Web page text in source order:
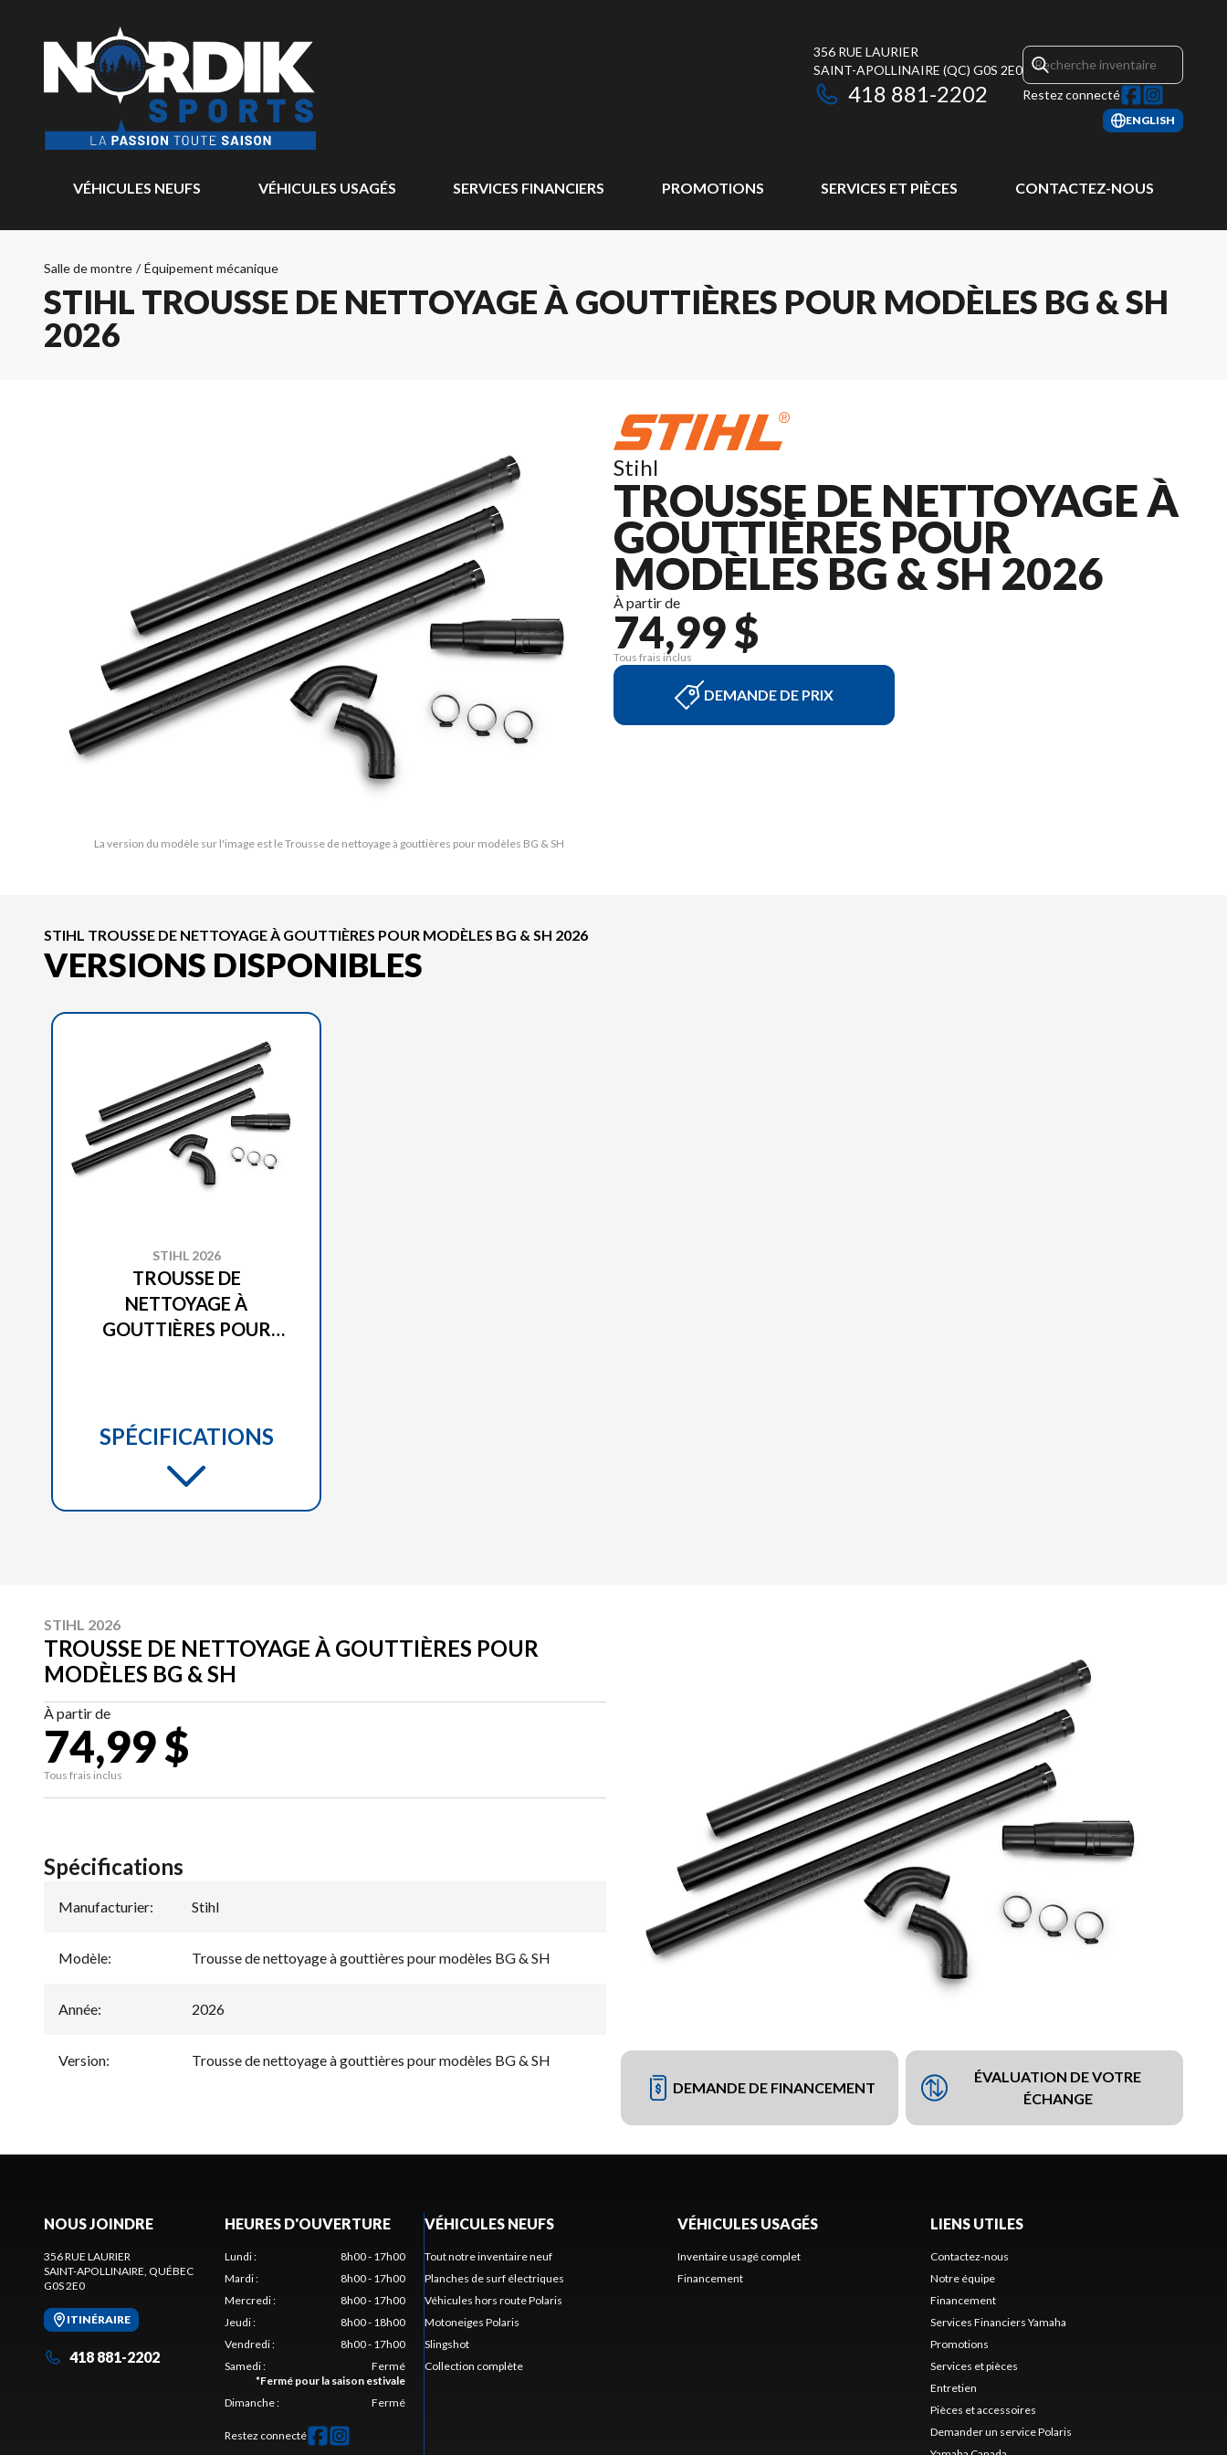
356 RUE LAURIER
SAINT-APOLLINAIRE (QC) G0S 2E0
418 881-2202 Restez connecté
ENGLISH
VÉHICULES NEUFS VÉHICULES USAGÉS SERVICES FINANCIERS PROMOTIONS SERVICES ET PIÈCES CONTACTEZ-NOUS
Salle de montre / Équipement mécanique
STIHL TROUSSE DE NETTOYAGE À GOUTTIÈRES POUR MODÈLES BG & SH
2026
La version du modèle sur l'image est le Trousse de nettoyage à gouttières pour modèles BG & SH
Stihl
TROUSSE DE NETTOYAGE À
GOUTTIÈRES POUR
MODÈLES BG & SH 2026
À partir de
74,99 $
Tous frais inclus
DEMANDE DE PRIX
STIHL TROUSSE DE NETTOYAGE À GOUTTIÈRES POUR MODÈLES BG & SH 2026
VERSIONS DISPONIBLES
STIHL 2026
TROUSSE DE
NETTOYAGE À
GOUTTIÈRES POUR
SPÉCIFICATIONS
STIHL 2026
TROUSSE DE NETTOYAGE À GOUTTIÈRES POUR
MODÈLES BG & SH
À partir de
74,99 $
Tous frais inclus
DEMANDE DE FINANCEMENT
ÉVALUATION DE VOTRE
ÉCHANGE
Spécifications
Manufacturier: Stihl
Modèle: Trousse de nettoyage à gouttières pour modèles BG & SH
Année: 2026
Version: Trousse de nettoyage à gouttières pour modèles BG & SH
NOUS JOINDRE
356 RUE LAURIER
SAINT-APOLLINAIRE, QUÉBEC
G0S 2E0
ITINÉRAIRE
418 881-2202
HEURES D'OUVERTURE
Lundi:
8h00 - 17h00
Mardi:
8h00 - 17h00
Mercredi:
8h00 - 17h00
Jeudi:
8h00 - 18h00
Vendredi:
8h00 - 17h00
Samedi:
Fermé
*Fermé pour la saison estivale
Dimanche: Fermé
Restez connecté
VÉHICULES NEUFS
Tout notre inventaire neuf
Planches de surf électriques
Véhicules hors route Polaris
Motoneiges Polaris
Slingshot
Collection complète
VÉHICULES USAGÉS
Inventaire usagé complet
Financement
LIENS UTILES
Contactez-nous
Notre équipe
Financement
Services Financiers Yamaha
Promotions
Services et pièces
Entretien
Pièces et accessoires
Demander un service Polaris